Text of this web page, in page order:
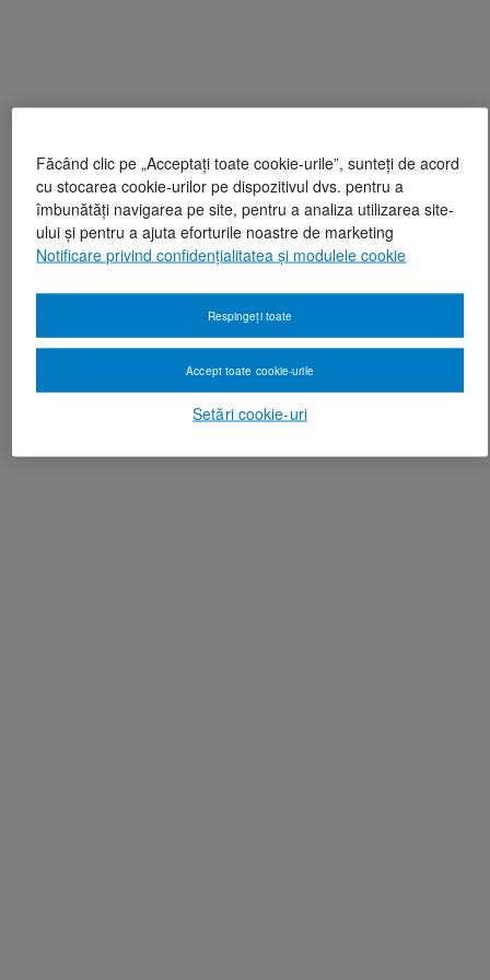
Făcând clic pe „Acceptați toate cookie-urile”, sunteți de acord
cu stocarea cookie-urilor pe dispozitivul dvs. pentru a
îmbunătăți navigarea pe site, pentru a analiza utilizarea site-
ului și pentru a ajuta eforturile noastre de marketing
Notificare privind confidențialitatea și modulele cookie
Setări cookie-uri
Respingeți toate
Accept toate cookie-urile